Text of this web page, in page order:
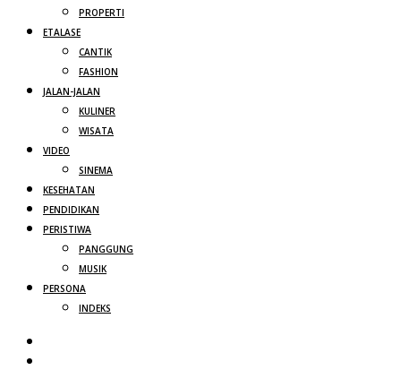
PROPERTI
ETALASE
CANTIK
FASHION
JALAN-JALAN
KULINER
WISATA
VIDEO
SINEMA
KESEHATAN
PENDIDIKAN
PERISTIWA
PANGGUNG
MUSIK
PERSONA
INDEKS